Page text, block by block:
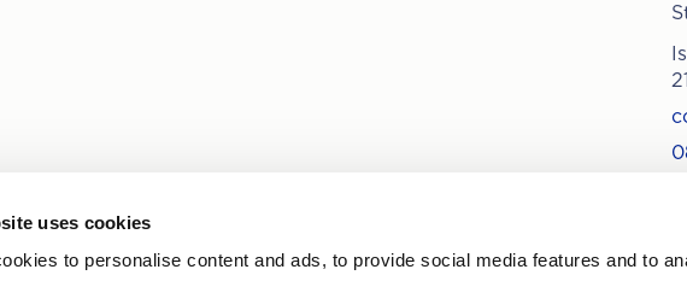
uses cookies
to personalise content and ads, to provide social media features and to
och senaste nytt om behandlingar och